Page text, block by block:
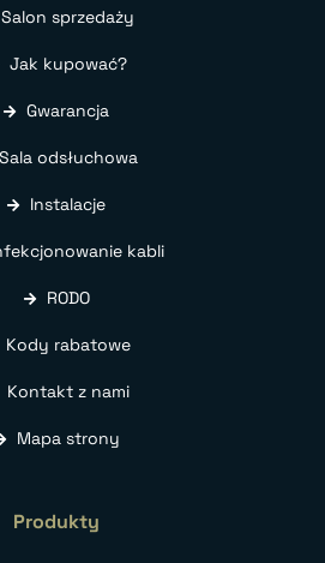
Salon sprzedaży
Jak kupować?
Gwarancja
Sala odsłuchowa
Instalacje
kabli
RODO
Kody rabatowe
Kontakt z nami
Mapa strony
Produkty